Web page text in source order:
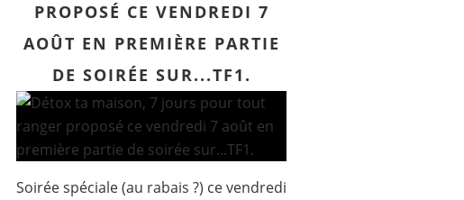
PROPOSÉ CE VENDREDI 7
AOÛT EN PREMIÈRE PARTIE
DE SOIRÉE SUR...TF1.
Soirée spéciale (au rabais ?) ce vendredi